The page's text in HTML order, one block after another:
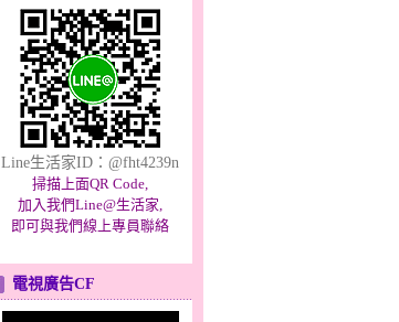
Line生活家ID：@fht4239n
掃描上面QR Code,
加入我們Line@生活家,
即可與我們線上專員聯絡
電視廣告CF